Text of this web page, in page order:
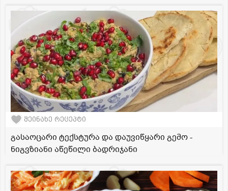
შეინახე რეცეპტი
გასაოცარი ტექსტურა და დაუვიწყარი გემო -
ნიგვზიანი აწეწილი ბადრიჯანი